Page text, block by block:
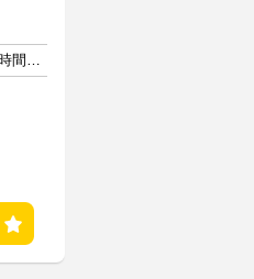
週4日以上 1日7.5時間以上